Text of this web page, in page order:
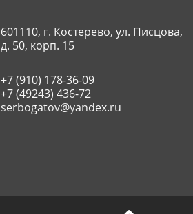
601110, г. Костерево, ул. Писцова,
д. 50, корп. 15
+7 (910) 178-36-09
+7 (49243) 436-72
serbogatov@yandex.ru